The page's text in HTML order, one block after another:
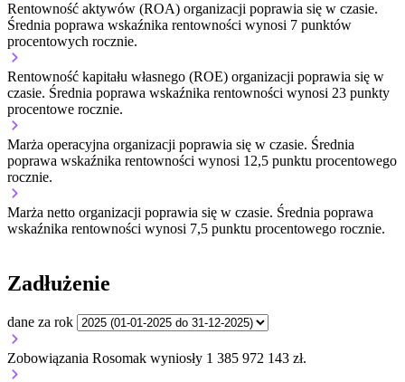
Rentowność aktywów (ROA) organizacji poprawia się w czasie.
Średnia poprawa wskaźnika rentowności wynosi 7 punktów
procentowych rocznie.
Rentowność kapitału własnego (ROE) organizacji poprawia się w
czasie. Średnia poprawa wskaźnika rentowności wynosi 23 punkty
procentowe rocznie.
Marża operacyjna organizacji poprawia się w czasie. Średnia
poprawa wskaźnika rentowności wynosi 12,5 punktu procentowego
rocznie.
Marża netto organizacji poprawia się w czasie. Średnia poprawa
wskaźnika rentowności wynosi 7,5 punktu procentowego rocznie.
Zadłużenie
dane za rok
Zobowiązania Rosomak wyniosły 1 385 972 143 zł.